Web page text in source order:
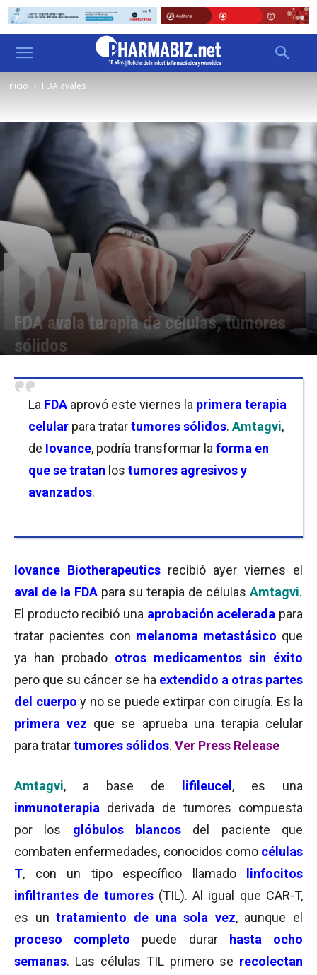
Inicio FDA avales
FDA avala terapia de células, tumores
sólidos
La FDA aprovó este viernes la primera terapia
celular para tratartumores sólidos. Amtagvi,
de Iovance, podría transformar la forma en
que se tratan los tumores agresivos y
avanzados.
Iovance Biotherapeutics recibió ayer viernes el
aval de la FDA para su terapia de células Amtagvi.
El producto recibió una aprobación acelerada para
tratar pacientes con melanoma metastásico que
ya han probado otros medicamentos sin éxito
pero que su cáncer se ha extendido a otras partes
del cuerpo y no se puede extirpar con cirugía. Es la
primera vez que se aprueba una terapia celular
para tratartumores sólidos. Ver Press Release
Amtagvi, a base de lifileucel , es una
inmunoterapia derivada de tumores compuesta
por los glóbulos blancos
del paciente que
combaten enfermedades, conocidos como células
T, con un tipo específico llamadolinfocitos
infiltrantes de tumores(TIL). Al igual que CAR-T,
es untratamiento de una sola vez, aunque el
proceso completo puede durar
hasta ocho
semanas. Las células TIL primero se recolectan